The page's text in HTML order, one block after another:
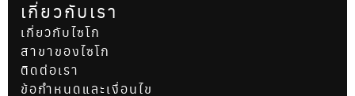
เกี่ยวกับเรา
เกี่ยวกับไซโก
สาขาของไซโก
ติดต่อเรา
ข้อกำหนดและเงื่อนไข